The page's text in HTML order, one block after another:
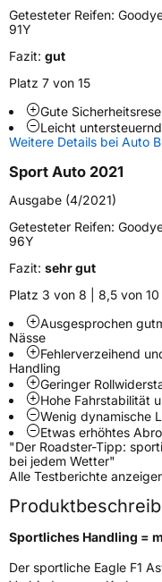
Verwendung
Modellname
Fahrzeugart
Weitere Eigenschaften
SchlauchtypTL
Zustand Neureifen
Verstärkt XL
Felgenschutz
EU Label
Effizienz
Nasshaftung A
Rollgeräusch (Klasse)B
Rollgeräusch (dB)
3PMSF /
Getesteter Reifen:
91Y
Fazit: gut
Platz 7 von 15
Gute
Leicht
Weitere Details bei Auto
Sport Auto 2021
Ausgabe (4/2021)
Getesteter Reifen:
96Y
Fazit: sehr gut
Platz 3 von 8 | 8,5 von
Ausgesprochen
Nässe
Fehlerverzeihend
Handling
Geringer
Hohe Fahrstabilität
Wenig dynamische
Etwas erhöhtes
"Der Roadster-Tipp:
bei jedem Wetter"
Alle Testberichte
Sportliches Handling =
Der sportliche Eagle F1